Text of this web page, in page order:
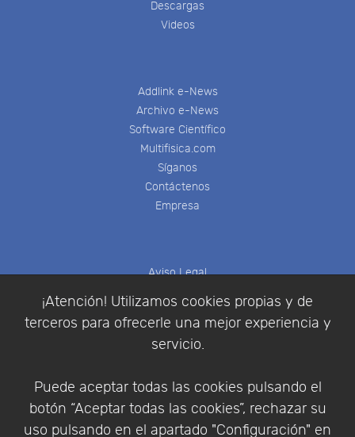
¡Atención! Utilizamos cookies propias y de
terceros para ofrecerle una mejor experiencia y
servicio.
Puede aceptar todas las cookies pulsando el
botón “Aceptar todas las cookies”, rechazar su
uso pulsando en el apartado "Configuración" en
Descargas
Videos
Addlink e-News
Archivo e-News
Software Científico
Multifisica.com
Síganos
Contáctenos
Empresa
Aviso Legal
Política de Privacidad
Condiciones de compra
Identificarse